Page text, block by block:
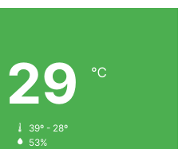
29 ℃
39º - 28º
53%